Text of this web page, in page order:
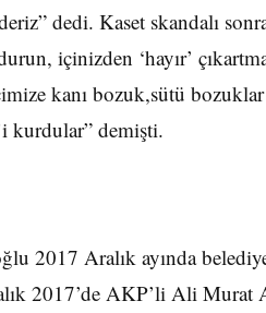
dedi. Kaset skandalı
içinizden ‘hayır’
kanı bozuk,sütü bozuklar
kurdular” demişti.
2017 Aralık ayında
2017’de AKP’li Ali Murat